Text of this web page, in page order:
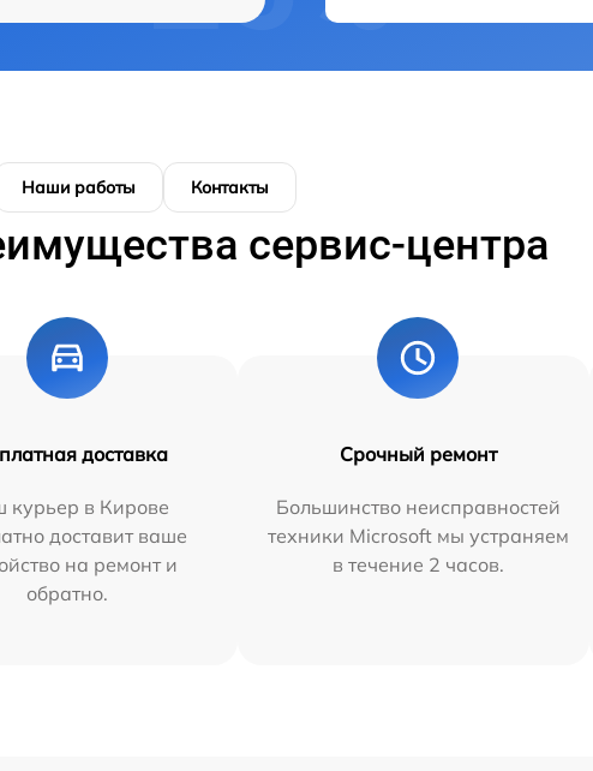
Наши работы Контакты
сервис-центра
доставка
курьер в Кирове
доставит ваше
на ремонт и
обратно.
Срочный ремонт
Большинство неисправностей
техники Microsoft мы устраняем
в течение 2 часов.